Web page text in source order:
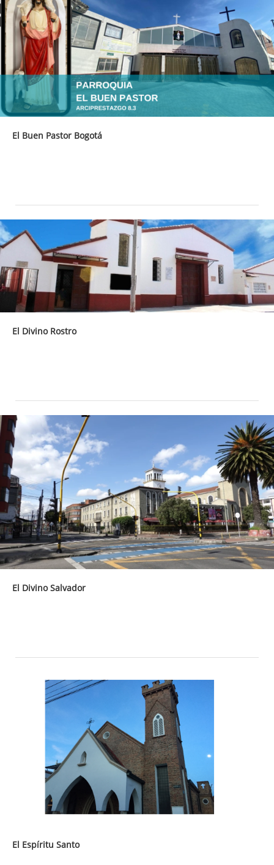
El Buen Pastor Bogotá
El Divino Rostro
El Divino Salvador
El Espíritu Santo